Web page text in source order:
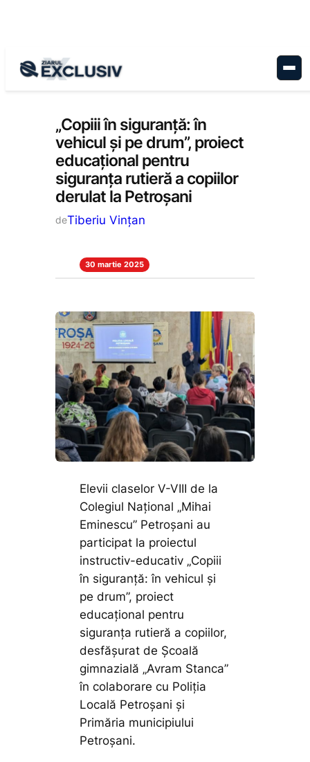
Educație, Stiri la zi
„Copiii în siguranță: în
vehicul și pe drum”, proiect
educațional pentru
siguranța rutieră a copiilor
derulat la Petroșani
deTiberiu Vințan
30 martie 2025
Elevii claselor V-VIII de la
Colegiul Național „Mihai
Eminescu” Petroșani au
participat la proiectul
instructiv-educativ „Copiii
în siguranță: în vehicul și
pe drum”, proiect
educațional pentru
siguranța rutieră a copiilor,
desfășurat de Școală
gimnazială „Avram Stanca”
în colaborare cu Poliția
Locală Petroșani și
Primăria municipiului
Petroșani.